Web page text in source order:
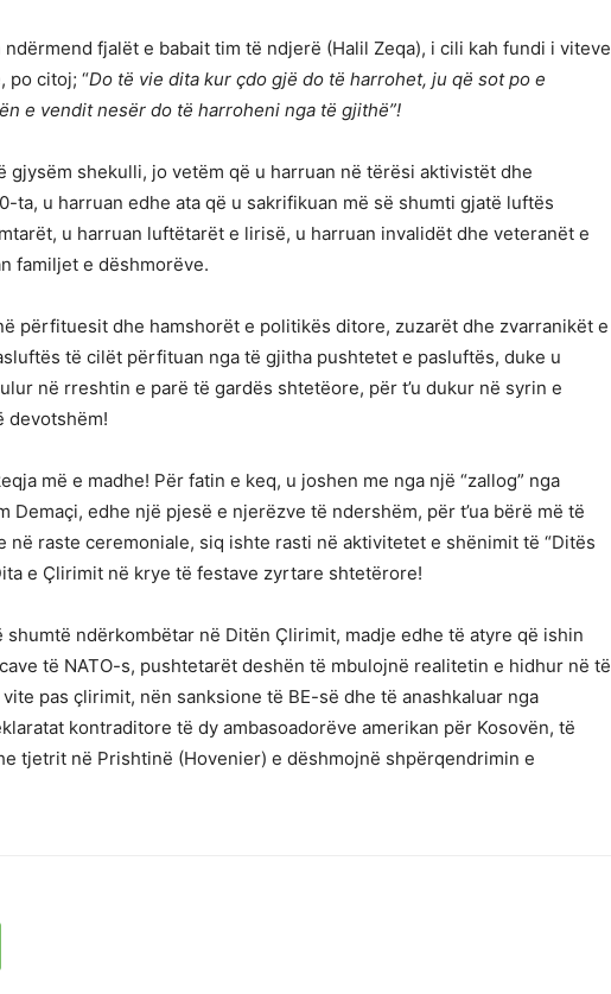
fjalët e babait tim të ndjerë (Halil Zeqa), i cili kah fundi i viteve
po citoj; “Do të vie dita kur çdo gjë do të harrohet, ju që sot po e
e vendit nesër do të harroheni nga të gjithë”!
gjysëm shekulli, jo vetëm që u harruan në tërësi aktivistët dhe
ta, u harruan edhe ata që u sakrifikuan më së shumti gjatë luftës
u harruan luftëtarët e lirisë, u harruan invalidët dhe veteranët e
familjet e dëshmorëve.
përfituesit dhe hamshorët e politikës ditore, zuzarët dhe zvarranikët e
të cilët përfituan nga të gjitha pushtetet e pasluftës, duke u
në rreshtin e parë të gardës shtetëore, për t’u dukur në syrin e
devotshëm!
më e madhe! Për fatin e keq, u joshen me nga një “zallog” nga
Demaçi, edhe një pjesë e njerëzve të ndershëm, për t’ua bërë më të
në raste ceremoniale, siq ishte rasti në aktivitetet e shënimit të “Ditës
e Çlirimit në krye të festave zyrtare shtetërore!
shumtë ndërkombëtar në Ditën Çlirimit, madje edhe të atyre që ishin
të NATO-s, pushtetarët deshën të mbulojnë realitetin e hidhur në të
pas çlirimit, nën sanksione të BE-së dhe të anashkaluar nga
kontraditore të dy ambasoadorëve amerikan për Kosovën, të
tjetrit në Prishtinë (Hovenier) e dëshmojnë shpërqendrimin e